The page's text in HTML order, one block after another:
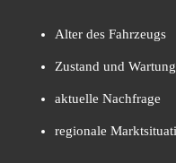
Alter des Fahrzeugs
Zustand und Wartung
aktuelle Nachfrage
regionale